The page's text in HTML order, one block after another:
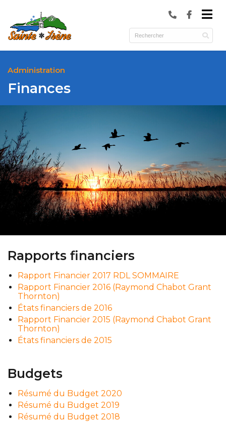
(Municipalité )
Administration
Finances
Rapports financiers
Rapport Financier 2017 RDL SOMMAIRE
Rapport Financier 2016 (Raymond Chabot Grant
Thornton)
États financiers de 2016
Rapport Financier 2015 (Raymond Chabot Grant
Thornton)
États financiers de 2015
Budgets
Résumé du Budget 2020
Résumé du Budget 2019
Résumé du Budget 2018